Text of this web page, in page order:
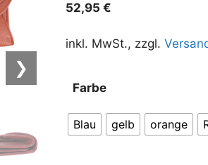
❯
52,95€
inkl. MwSt., zzgl.
Farbe
Blau gelb orange
t
e